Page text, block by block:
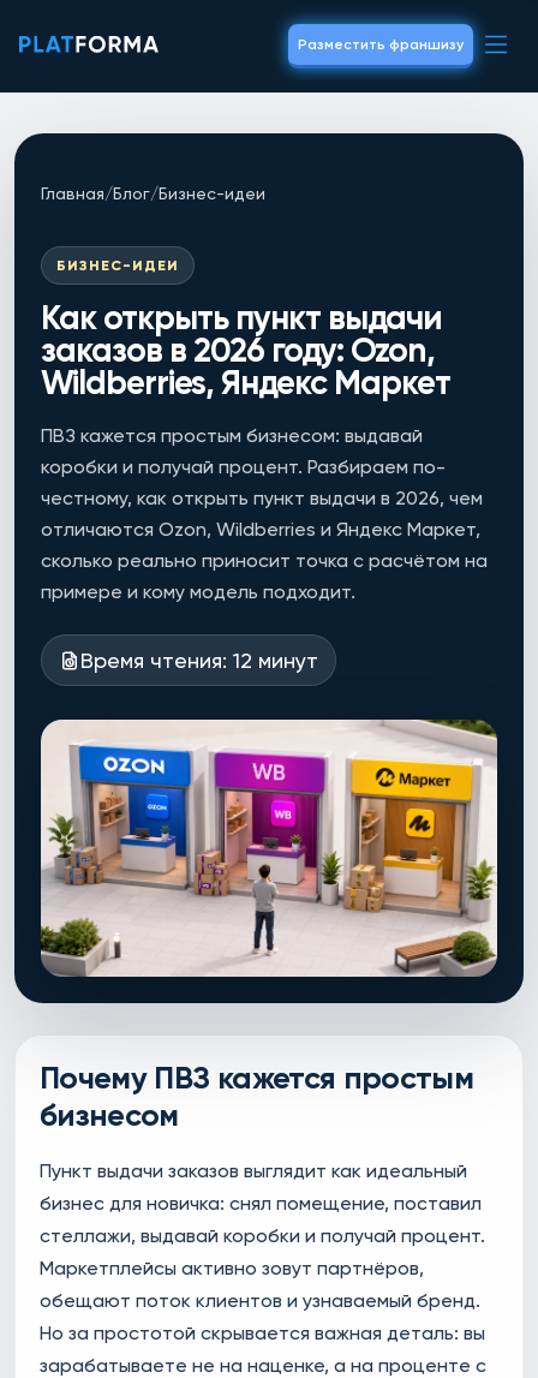
Разместить франшизу
Главная/Блог/Бизнес-идеи
БИЗНЕС-ИДЕИ
Как открыть пункт выдачи
заказов в 2026 году: Ozon,
Wildberries, Яндекс Маркет
ПВЗ кажется простым бизнесом: выдавай
коробки и получай процент. Разбираем по-
честному, как открыть пункт выдачи в 2026, чем
отличаются Ozon, Wildberries и Яндекс Маркет,
сколько реально приносит точка с расчётом на
примере и кому модель подходит.
Время чтения: 12 минут
Почему ПВЗ кажется простым
бизнесом
Пункт выдачи заказов выглядит как идеальный
бизнес для новичка: снял помещение, поставил
стеллажи, выдавай коробки и получай процент.
Маркетплейсы активно зовут партнёров,
обещают поток клиентов и узнаваемый бренд.
Но за простотой скрывается важная деталь: вы
зарабатываете не на наценке, а на проценте с